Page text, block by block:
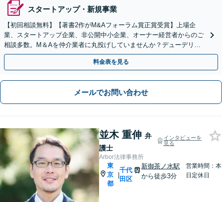
スタートアップ・新規事業
【初回相談無料】【著書2作がM&Aフォーラム賞正賞受賞】上場企
業、スタートアップ企業、非公開中小企業、オーナー経営者からのご
相談多数。M＆Aを仲介業者に丸投げしていませんか？デューデリジ
ェンスや契約書の作成・交渉はお任せください【虎ノ門駅】
料金表を見る
メールでお問い合わせ
並木 重伸 弁
護士
インタビューを
見る
Arbor法律事務所
東
京
都
|
千代
田区
新御茶ノ水駅
から徒歩3分
営業時間：本
日定休日